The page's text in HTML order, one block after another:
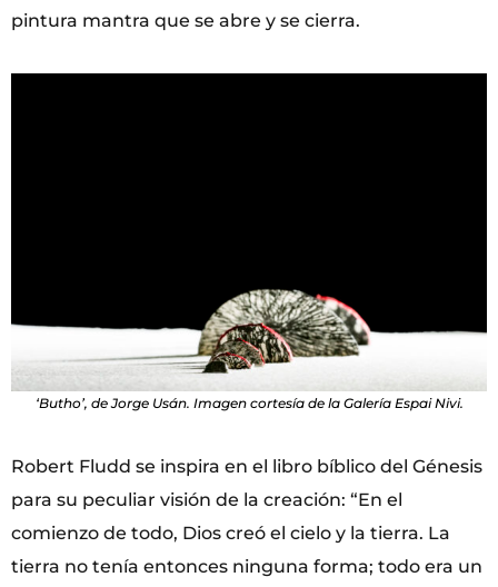
pintura mantra que se abre y se cierra.
‘Butho’, de Jorge Usán. Imagen cortesía de la Galería Espai Nivi.
Robert Fludd se inspira en el libro bíblico del Génesis
para su peculiar visión de la creación: “En el
comienzo de todo, Dios creó el cielo y la tierra. La
tierra no tenía entonces ninguna forma; todo era un